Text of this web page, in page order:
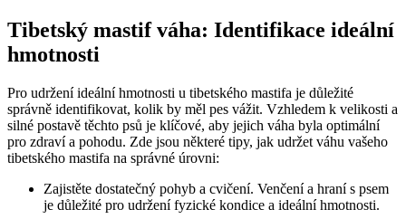
Tibetský mastif váha: Identifikace ideální
hmotnosti
Pro udržení ideální hmotnosti u tibetského mastifa je důležité
správně identifikovat, kolik by měl pes vážit. Vzhledem k velikosti a
silné postavě těchto psů je klíčové, aby jejich váha byla optimální
pro zdraví a pohodu. Zde jsou některé tipy, jak udržet váhu vašeho
tibetského mastifa na správné úrovni:
Zajistěte dostatečný pohyb a cvičení. Venčení a hraní s psem
je důležité pro udržení fyzické kondice a ideální hmotnosti.